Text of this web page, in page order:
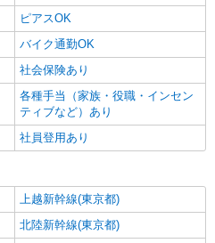
ピアスOK
バイク通勤OK
社会保険あり
各種手当（家族・役職・インセン
ティブなど）あり
社員登用あり
上越新幹線(東京都)
北陸新幹線(東京都)